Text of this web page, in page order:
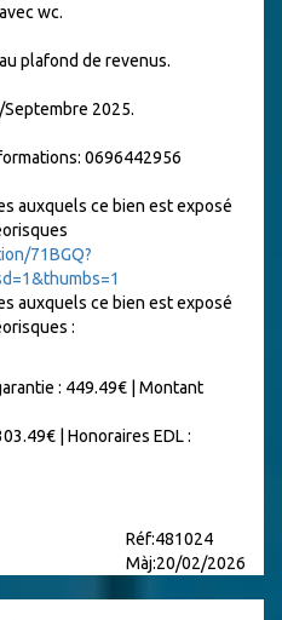
wc.
plafond de revenus.
2025.
0696442956
auxquels ce bien est exposé
71BGQ?
auxquels ce bien est exposé
:
: 449.49€ | Montant
| Honoraires EDL :
Réf:481024
Màj:20/02/2026